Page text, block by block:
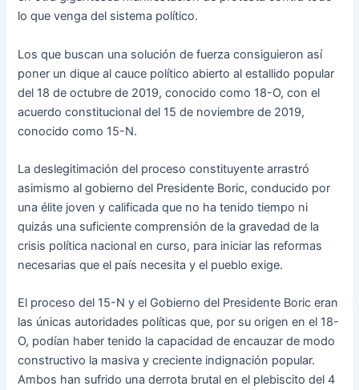
lo que venga del sistema político.
Los que buscan una solución de fuerza consiguieron así
poner un dique al cauce político abierto al estallido popular
del 18 de octubre de 2019, conocido como 18-O, con el
acuerdo constitucional del 15 de noviembre de 2019,
conocido como 15-N.
La deslegitimación del proceso constituyente arrastró
asimismo al gobierno del Presidente Boric, conducido por
una élite joven y calificada que no ha tenido tiempo ni
quizás una suficiente comprensión de la gravedad de la
crisis política nacional en curso, para iniciar las reformas
necesarias que el país necesita y el pueblo exige.
El proceso del 15-N y el Gobierno del Presidente Boric eran
las únicas autoridades políticas que, por su origen en el 18-
O, podían haber tenido la capacidad de encauzar de modo
constructivo la masiva y creciente indignación popular.
Ambos han sufrido una derrota brutal en el plebiscito del 4